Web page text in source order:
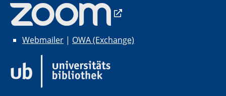
Webmailer | OWA (Exchange)